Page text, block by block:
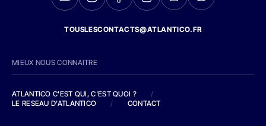
TOUSLESCONTACTS@ATLANTICO.FR
MIEUX NOUS CONNAITRE
ATLANTICO C'EST QUI, C'EST QUOI ?
/
LE RESEAU D'ATLANTICO
/ CONTACT